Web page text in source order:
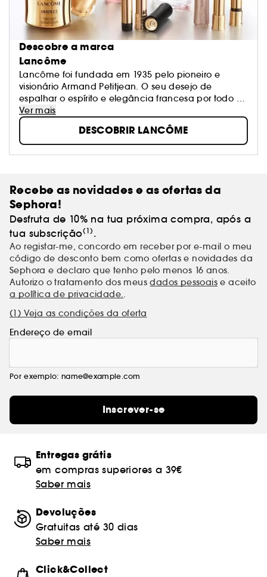
Descobre a marca
Lancôme
Lancôme foi fundada em 1935 pelo pioneiro e
visionário Armand Petitjean. O seu desejo de
espalhar o espírito e elegância francesa por todo o
mundo fez com que Lancôme incorporasse
imediatamente a essência da beleza e
graciosidade francesa. Hoje, mais do que nunca, a
marca pretende oferecer a cada mulher a
possibilidade de florescer e abraçar a sua beleza e
Ver mais
DESCOBRIR LANCÔME
Recebe as novidades e as ofertas da
Sephora!
Desfruta de 10% na tua próxima compra, após a
tua subscrição(1) .
Ao registar-me, concordo em receber por e-mail o meu
código de desconto bem como ofertas e novidades da
Sephora e declaro que tenho pelo menos 16 anos.
Autorizo o tratamento dos meusdados pessoais e aceito
a política de privacidade..
(1) Veja as condições da oferta
Endereço de email
Por exemplo: name@example.com
Inscrever-se
Entregas grátis
em compras superiores a 39€
Saber mais
Devoluções
Gratuitas até 30 dias
Saber mais
Click&Collect